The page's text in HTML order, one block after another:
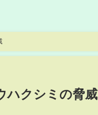
ハクシミの脅威